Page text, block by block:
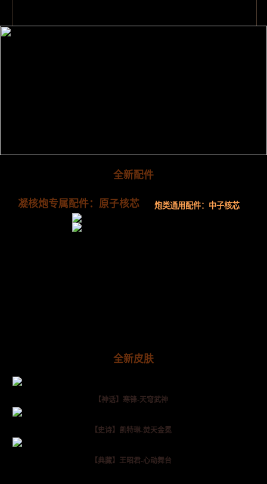
全新配件
凝核炮专属配件：原子核芯 炮类通用配件：中子核芯
全新皮肤
【神话】寒锋-天穹武神
【史诗】凯特琳-焚天金冕
【典藏】王昭君-心动舞台